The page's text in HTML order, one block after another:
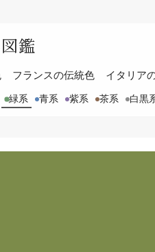
鑑
フランスの伝統色 イタリア
緑系 青系 紫系 茶系 白黒